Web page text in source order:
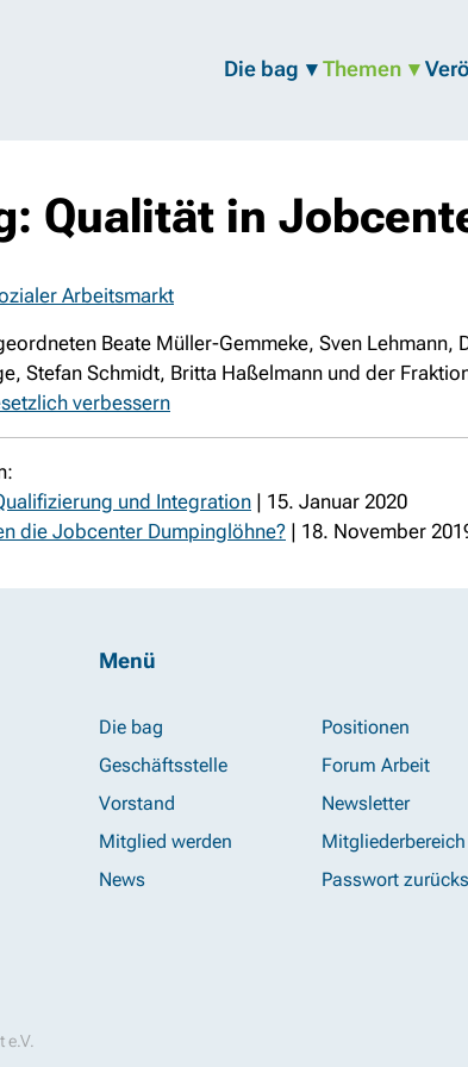
Die bag Themen
Qualität in
Arbeitsmarkt
Beate Müller-Gemmeke, Sven
Stefan Schmidt, Britta Haßelmann und der
verbessern
und Integration | 15. Januar 2020
die Jobcenter Dumpinglöhne? | 18. November
Menü
Die bag
Geschäftsstelle
Vorstand
Mitglied werden
News
Positionen
Forum Arbeit
Newsletter
Mitgliederbereich
Passwort